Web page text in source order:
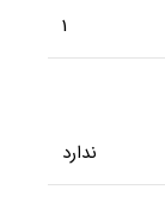
1
ندارد